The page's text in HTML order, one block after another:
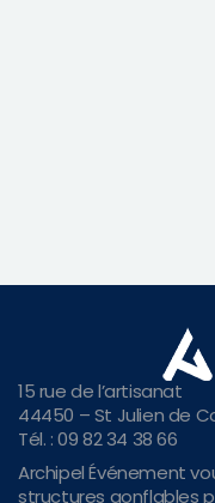
15 rue de l’artisanat
44450 – St Julien de
Tél. : 09 82 34 38 66
Archipel Événement
structures gonflables